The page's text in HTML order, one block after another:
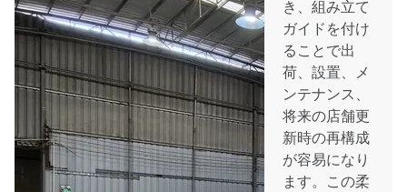
き、組み立て
ガイドを付け
ることで出
荷、設置、メ
ンテナンス、
将来の店舗更
新時の再構成
が容易になり
ます。この柔